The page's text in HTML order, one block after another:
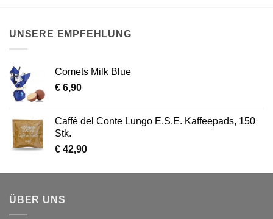
UNSERE EMPFEHLUNG
Comets Milk Blue
€ 6,90
Caffè del Conte Lungo E.S.E. Kaffeepads, 150
Stk.
€ 42,90
ÜBER UNS